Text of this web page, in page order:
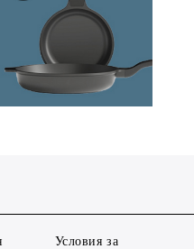
Условия за